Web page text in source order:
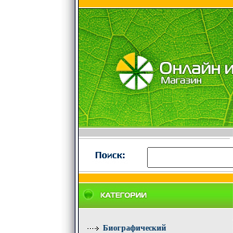
Биографический